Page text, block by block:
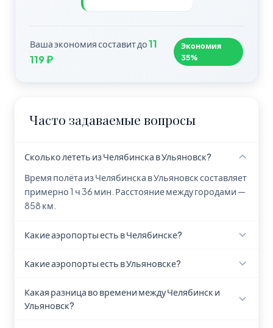
Ваша экономия составит до11
119 ₽
Экономия
35%
Часто задаваемые вопросы
Сколько лететь из Челябинска в Ульяновск?
Время полёта из Челябинска в Ульяновск составляет
примерно 1 ч 36 мин. Расстояние между городами —
858 км.
Какие аэропорты есть в Челябинске?
Balandino Airport (CEK).
Какие аэропорты есть в Ульяновске?
Baratayevka Airport (ULV).
Какая разница во времени между Челябинск и
Ульяновск?